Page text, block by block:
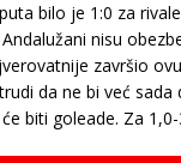
bilo je 1:0 za
nisu
završio
da ne bi već
biti goleade. Za